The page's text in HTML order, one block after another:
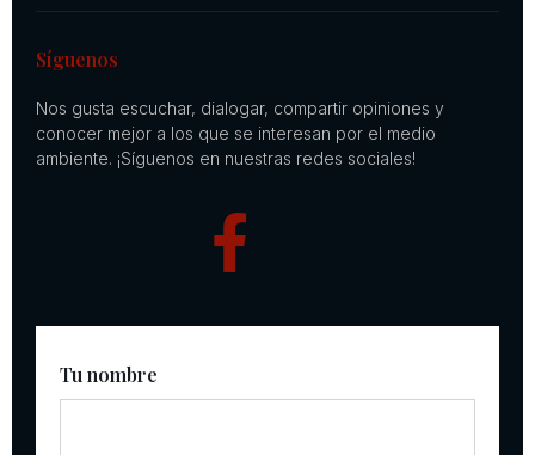
Síguenos
Nos gusta escuchar, dialogar, compartir opiniones y
conocer mejor a los que se interesan por el medio
ambiente. ¡Síguenos en nuestras redes sociales!
Tu nombre